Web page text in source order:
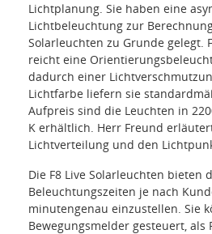
Lichtplanung. Sie haben eine
Lichtbeleuchtung zur
Solarleuchten zu Grunde gelegt.
reicht eine
dadurch einer
Lichtfarbe liefern sie
Aufpreis sind die Leuchten in
K erhältlich. Herr Freund
Lichtverteilung und den
Die F8 Live Solarleuchten bieten
Beleuchtungszeiten je nach
minutengenau einzustellen. Sie
Bewegungsmelder gesteuert, als